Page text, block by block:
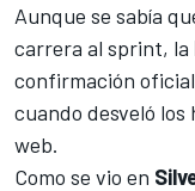
Aunque se sabía
carrera al sprint, la
confirmación
cuando desveló
web.
Como se vio en